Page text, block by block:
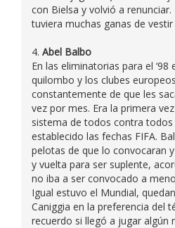
con Bielsa y volvió a
tuviera muchas ganas de vestir
4. Abel Balbo
En las eliminatorias para el ‘98
quilombo y los clubes
constantemente de que les
vez por mes. Era la primera
sistema de todos contra
establecido las fechas FIFA.
pelotas de que lo convocaran
y vuelta para ser suplente,
no iba a ser convocado a
Igual estuvo el Mundial,
Caniggia en la preferencia del
recuerdo si llegó a jugar algún